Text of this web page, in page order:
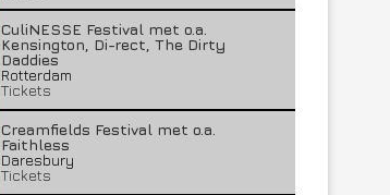
CuliNESSE Festival met o.a.
Kensington, Di-rect, The Dirty
Daddies
Rotterdam
Tickets
Creamfields Festival met o.a.
Faithless
Daresbury
Tickets